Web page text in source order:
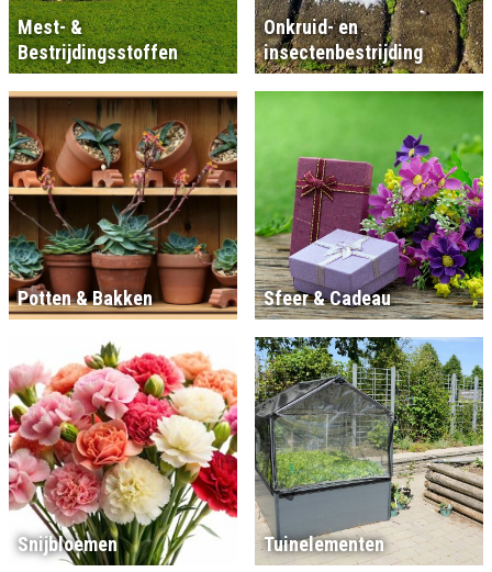
Mest- &
Bestrijdingsstoffen
Onkruid- en
insectenbestrijding
Potten & Bakken Sfeer & Cadeau
Snijbloemen Tuinelementen